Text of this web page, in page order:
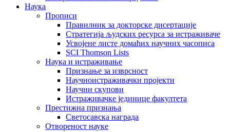
Наука
Прописи
Правилник за докторске дисертације
Стратегија људских ресурса за истраживаче
Усвојене листе домаћих научних часописа
SCI Thomson Lists
Наука и истраживање
Признање за изврсност
Научноистраживачки пројекти
Научни скупови
Истраживачке јединице факултета
Престижна признања
Светосавска награда
Отвореност науке